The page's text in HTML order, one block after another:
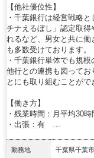
【他社優位性】
・千葉銀行は経営戦略
チナえるぼし」認定取得
れるなど、男女と共に
も多数受けております。
・千葉銀行単体でも規
他行との連携も図ってお
とにも取り組むことがで
【働き方】
・残業時間：月平均30
・出張：有 …
勤務地 千葉県千葉